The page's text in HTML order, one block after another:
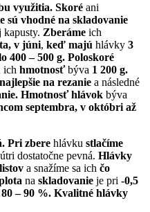
využitia. Skoré ani
sú vhodné na skladovanie
kapusty. Zberáme ich
v júni, keď majú hlávky 3
400 – 500 g. Poloskoré
ich hmotnosťbýva 1 200 g.
najlepšie na rezanie a následné
Hmotnosť hlávok býva
septembra, v októbri až
Pri zbere hlávku stlačíme
dostatočne pevná. Hlávky
listov a snažíme sa ich čo
na skladovanie je pri -0,5
80 – 90 %. Kvalitné hlávky